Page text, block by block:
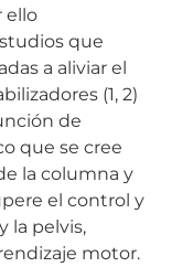
ello
que
a aliviar el
(1, 2)
de
que se cree
la columna y
el control y
la pelvis,
motor.